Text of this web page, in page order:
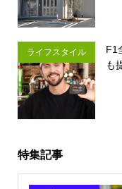
ライフスタイル
F1
も
特集記事